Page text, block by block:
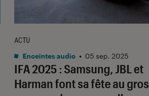
IFA 2025 : Samsung, JBL et
Harman font sa fête au gros
ACTU
Enceintes audio • 05 sep. 2025